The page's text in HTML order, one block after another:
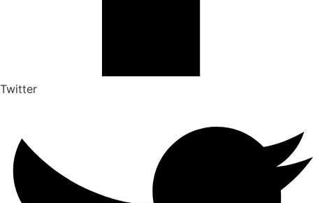
Twitter